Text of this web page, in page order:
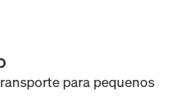
para pequenos